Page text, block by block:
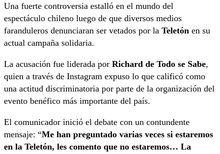
Una fuerte controversia estalló en el mundo del
espectáculo chileno luego de que diversos medios
faranduleros denunciaran ser vetados por la Teletón en su
actual campaña solidaria.
La acusación fue liderada por Richard de Todo se Sabe,
quien a través de Instagram expuso lo que calificó como
una actitud discriminatoria por parte de la organización del
evento benéfico más importante del país.
El comunicador inició el debate con un contundente
mensaje: “Me han preguntado varias veces si estaremos
en la Teletón, les comento que no estaremos… La